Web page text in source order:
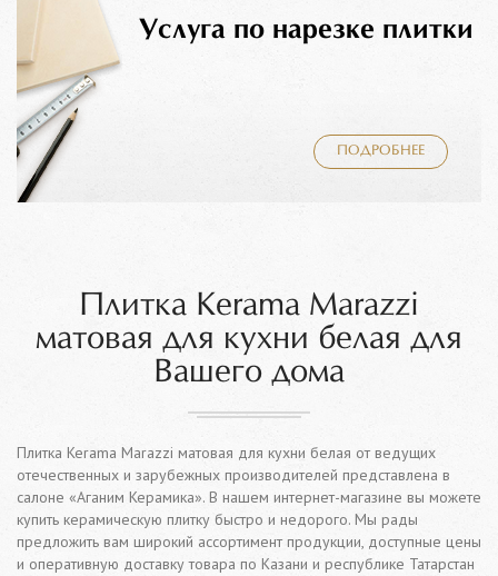
Услуга по нарезке плитки
ПОДРОБНЕЕ
Плитка Kerama Marazzi
матовая для кухни белая для
Вашего дома
Плитка Kerama Marazzi матовая для кухни белая от ведущих
отечественных и зарубежных производителей представлена в
салоне «Аганим Керамика». В нашем интернет-магазине вы можете
купить керамическую плитку быстро и недорого. Мы рады
предложить вам широкий ассортимент продукции, доступные цены
и оперативную доставку товара по Казани и республике Татарстан